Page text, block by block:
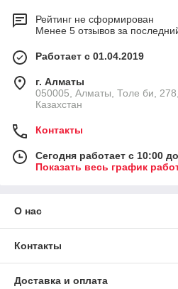
Рейтинг не сформирован
Менее 5 отзывов за
Работает с 01.04.2019
г. Алматы
050005, Алматы, Толе би,
Казахстан
Контакты
Сегодня работает с 10:00
Показать весь график
О нас
Контакты
Доставка и оплата